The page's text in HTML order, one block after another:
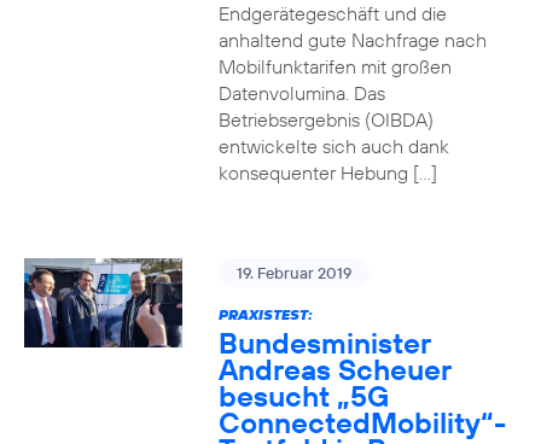
Endgerätegeschäft und die
anhaltend gute Nachfrage nach
Mobilfunktarifen mit großen
Datenvolumina. Das
Betriebsergebnis (OIBDA)
entwickelte sich auch dank
konsequenter Hebung […]
19. Februar 2019
PRAXISTEST:
Bundesminister
Andreas Scheuer
besucht „5G
ConnectedMobility“-